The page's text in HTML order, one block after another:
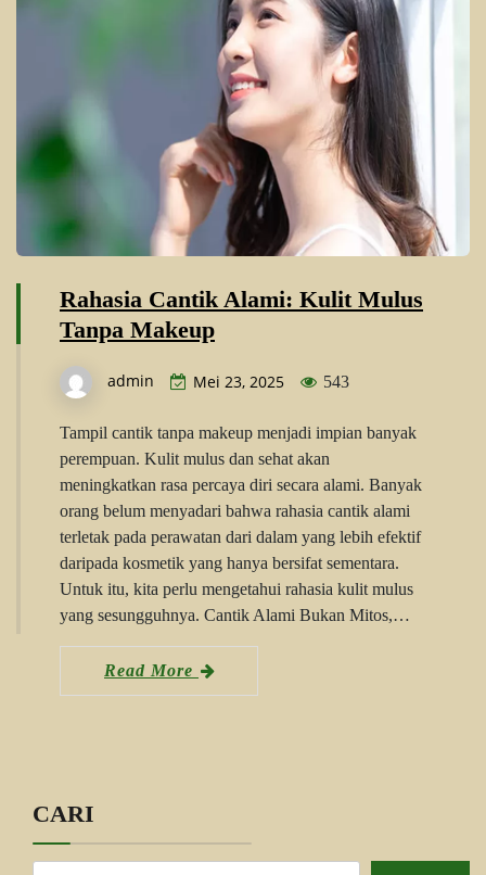
Rahasia Cantik Alami: Kulit Mulus
Tanpa Makeup
admin Mei 23, 2025 543
Tampil cantik tanpa makeup menjadi impian banyak
perempuan. Kulit mulus dan sehat akan
meningkatkan rasa percaya diri secara alami. Banyak
orang belum menyadari bahwa rahasia cantik alami
terletak pada perawatan dari dalam yang lebih efektif
daripada kosmetik yang hanya bersifat sementara.
Untuk itu, kita perlu mengetahui rahasia kulit mulus
yang sesungguhnya. Cantik Alami Bukan Mitos,…
Read More
CARI